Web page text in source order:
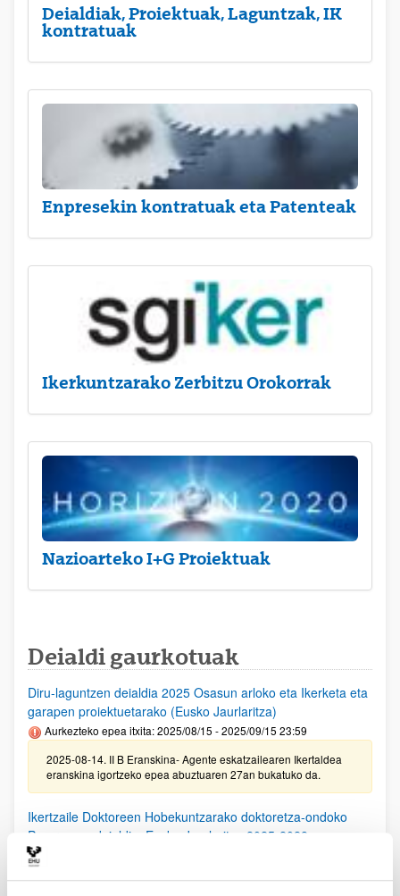
Deialdiak, Proiektuak, Laguntzak, IK
kontratuak
Enpresekin kontratuak eta Patenteak
Ikerkuntzarako Zerbitzu Orokorrak
Nazioarteko I+G Proiektuak
Deialdi gaurkotuak
Diru-laguntzen deialdia 2025 Osasun arloko eta Ikerketa eta
garapen proiektuetarako (Eusko Jaurlaritza)
Aurkezteko epea itxita: 2025/08/15 - 2025/09/15 23:59
2025-08-14. II B Eranskina- Agente eskatzailearen Ikertaldea
eranskina igortzeko epea abuztuaren 27an bukatuko da.
Ikertzaile Doktoreen Hobekuntzarako doktoretza-ondoko
Programen deialdia, Eusko Jaurlaritza 2025-2028
25/08/25. EHUko konpromiso agiria lortzeko epea 2025/09/10